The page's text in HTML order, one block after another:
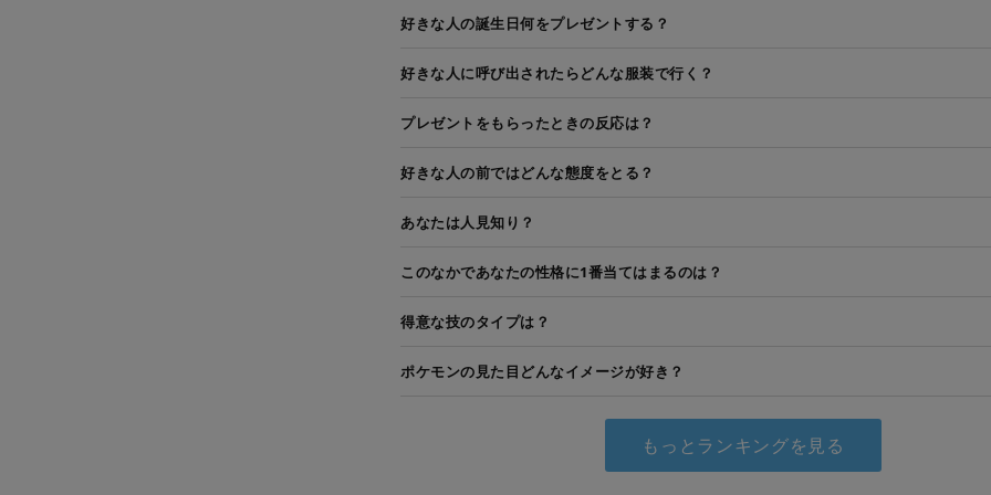
好きな人の誕生日何をプレゼントする？
好きな人に呼び出されたらどんな服装で行く？
プレゼントをもらったときの反応は？
好きな人の前ではどんな態度をとる？
あなたは人見知り？
このなかであなたの性格に1番当てはまるのは？
得意な技のタイプは？
ポケモンの見た目どんなイメージが好き？
もっとランキングを見る